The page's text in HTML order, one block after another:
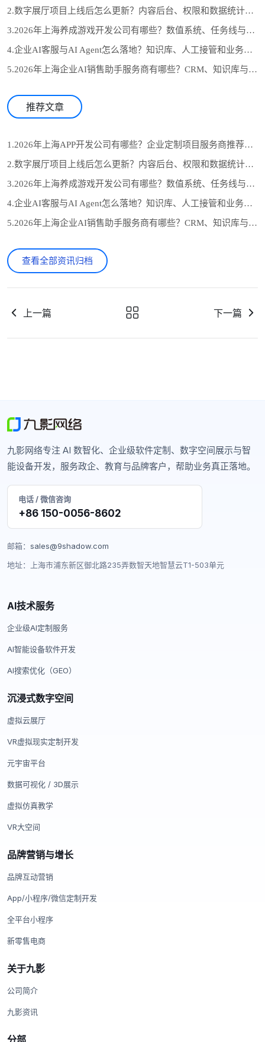
2.数字展厅项目上线后怎么更新？内容后台、权限和数据统计设计
3.2026年上海养成游戏开发公司有哪些？数值系统、任务线与长期运营怎么选
4.企业AI客服与AI Agent怎么落地？知识库、人工接管和业务系统对接流程
5.2026年上海企业AI销售助手服务商有哪些？CRM、知识库与自动跟进怎么选
推荐文章
1.2026年上海APP开发公司有哪些？企业定制项目服务商推荐与选型参考
2.数字展厅项目上线后怎么更新？内容后台、权限和数据统计设计
3.2026年上海养成游戏开发公司有哪些？数值系统、任务线与长期运营怎么选
4.企业AI客服与AI Agent怎么落地？知识库、人工接管和业务系统对接流程
5.2026年上海企业AI销售助手服务商有哪些？CRM、知识库与自动跟进怎么选
查看全部资讯归档
上一篇 下一篇
九影网络专注 AI 数智化、企业级软件定制、数字空间展示与智
能设备开发，服务政企、教育与品牌客户，帮助业务真正落地。
电话 / 微信咨询
+86 150-0056-8602
邮箱： sales@9shadow.com
地址：上海市浦东新区御北路235弄数智天地智慧云T1-503单元
AI技术服务
企业级AI定制服务
AI智能设备软件开发
AI搜索优化（GEO）
沉浸式数字空间
虚拟云展厅
VR虚拟现实定制开发
元宇宙平台
数据可视化 / 3D展示
虚拟仿真教学
VR大空间
品牌营销与增长
品牌互动营销
App/小程序/微信定制开发
全平台小程序
新零售电商
关于九影
公司简介
九影资讯
分部